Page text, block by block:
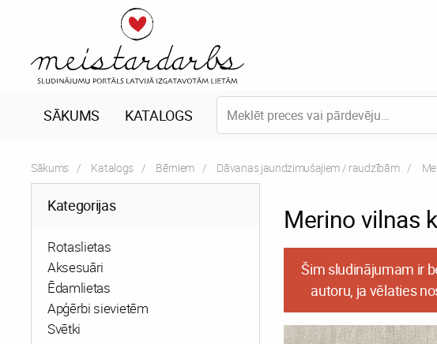
SĀKUMS KATALOGS
Sākums Katalogs Bērniem Dāvanas jaundzimušajiem / raudzībām
Kategorijas
Rotaslietas
Aksesuāri
Ēdamlietas
Apģērbi sievietēm
Svētki
Merino vilnas
Šim sludinājumam ir
autoru, ja vēlaties